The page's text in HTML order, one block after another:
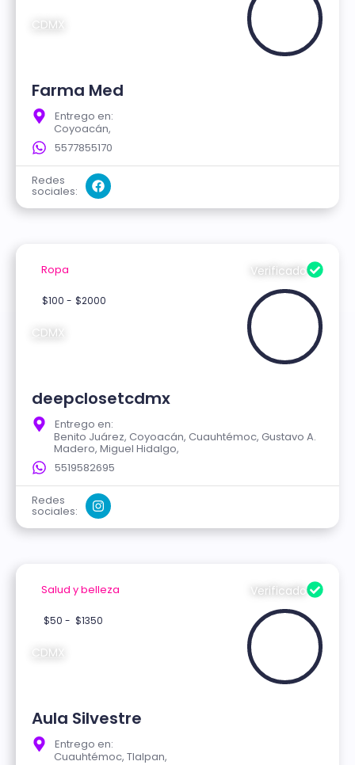
CDMX
Farma Med
Entrego en:
Coyoacán,
5577855170
Redes
sociales:
Ropa
$100 - $2000
CDMX
Verificado
deepclosetcdmx
Entrego en:
Benito Juárez, Coyoacán, Cuauhtémoc, Gustavo A.
Madero, Miguel Hidalgo,
5519582695
Redes
sociales:
Salud y belleza
$50 - $1350
CDMX
Verificado
Aula Silvestre
Entrego en:
Cuauhtémoc, Tlalpan,